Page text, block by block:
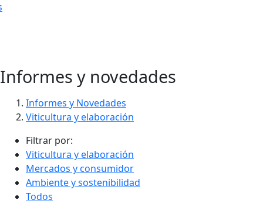
Ir
al
contenido
Informes y novedades
Informes y Novedades
Viticultura y elaboración
Filtrar por:
Viticultura y elaboración
Mercados y consumidor
Ambiente y sostenibilidad
Todos